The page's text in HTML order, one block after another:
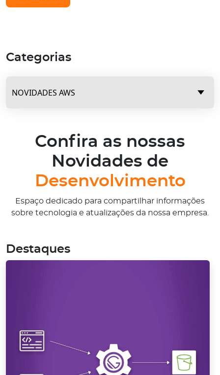
Categorias
Confira as nossas
Novidades de
Desenvolvimento
Espaço dedicado para compartilhar informações
sobre tecnologia e atualizações da nossa empresa.
Destaques